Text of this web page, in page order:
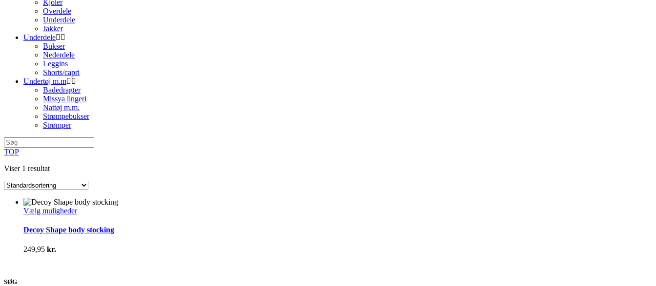
Kjoler
Overdele
Underdele
Jakker
Underdele
Bukser
Nederdele
Leggins
Shorts/capri
Undertøj m.m
Badedragter
Missya lingeri
Nattøj m.m.
Strømpebukser
Strømper
TOP
Viser 1 resultat
Vælg mulighederDette
har
flere
Decoy Shape body stocking
249,95 kr.
SØG